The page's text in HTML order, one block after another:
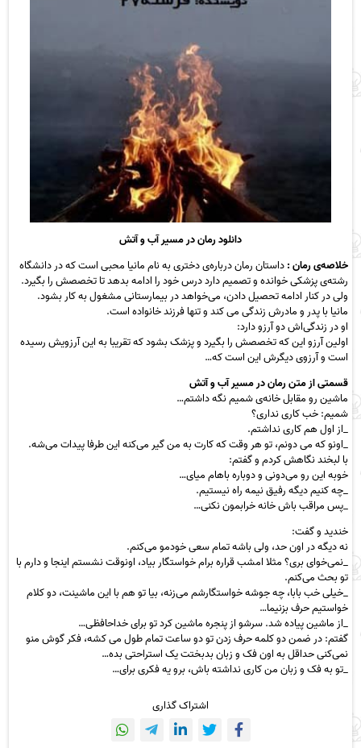
دانلود رمان در مسیر آب و آتش
خلاصه‌ی رمان :داستان رمان درباره‌ی دختری به نام مانیا محبی است که در دانشگاه
رشته‌ی پزشکی خوانده و تصمیم دارد درس خود را ادامه بدهد تا تخصصش را بگیرد.
ولی در کنار ادامه تحصیل دادن، می‌خواهد در بیمارستانی مشغول به کار بشود.
مانیا با پدر و مادرش زندگی می کند و تنها فرزند خانواده است.
او در زندگی‌اش دو آرزو دارد:
اولین آرزو این که تخصصش را بگیرد و پزشک بشود که تقریبا به این آرزویش رسیده
است و آرزوی دیگرش این است که…
قسمتی از متن رمان در مسیر آب و آتش
ماشین رو مقابل خانه‌ی شمیم نگه داشتم…
شمیم: خب کاری نداری؟
_از اول هم کاری نداشتم.
_اونو که می دونم، تو هر وقت که کارت به من گیر می‌کنه این طرفا پیدات می‌شه.
با لبخند نگاهش کردم و گفتم:
خوبه این رو می‌دونی و دوباره باهام میای…
_چه کنیم دیگه رفیق نیمه راه نیستیم.
_پس مراقب باش خانه خرابمون نکنی…
خندید و گفت:
نه دیگه در اون حد، ولی باشه تمام سعی خودمو می‌کنم.
_نمی‌خوای بری؟ مثلا امشب قراره برام خواستگار بیاد، اونوقت نشستم اینجا و دارم با
تو بحث می‌کنم.
_خیلی خب بابا، چه جوشه خواستگارشم می‌زنه، بیا تو هم با این ماشینت، دو کلام
خواستیم حرف بزنیما…
_از ماشین پیاده شد. سرشو از پنجره ماشین کرد تو برای خداحافظی…
گفتم: در ضمن دو کلمه حرف زدن تو دو ساعت تمام طول می کشه، فکر گوش منو
نمی‌کنی حداقل به اون فک و زبان بدبختت یک استراحتی بده…
_تو به فک و زبان من کاری نداشته باش، برو یه فکری برای…
اشتراک گذاری